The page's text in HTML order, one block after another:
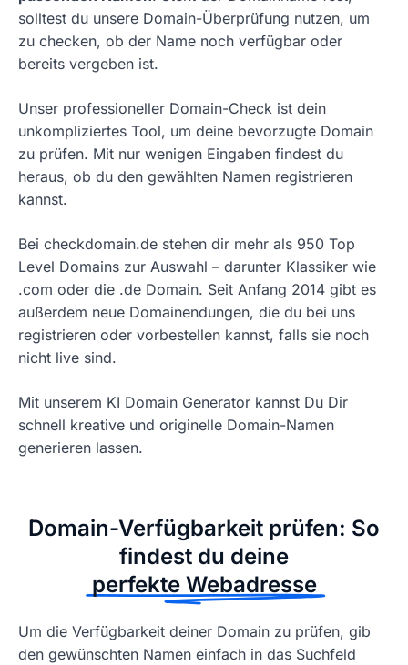
solltest du unsere Domain-Überprüfung nutzen, um
zu checken, ob der Name noch verfügbar oder
bereits vergeben ist.
Unser professioneller Domain-Check ist dein
unkompliziertes Tool, um deine bevorzugte Domain
zu prüfen. Mit nur wenigen Eingaben findest du
heraus, ob du den gewählten Namen registrieren
kannst.
Bei checkdomain.de stehen dir mehr als 950 Top
Level Domains zur Auswahl – darunter Klassiker wie
.com oder die .de Domain. Seit Anfang 2014 gibt es
außerdem neue Domainendungen, die du bei uns
registrieren oder vorbestellen kannst, falls sie noch
nicht live sind.
Mit unserem KI Domain Generator kannst Du Dir
schnell kreative und originelle Domain-Namen
generieren lassen.
Domain-Verfügbarkeit prüfen: So
findest du deine
perfekte Webadresse
Um die Verfügbarkeit deiner Domain zu prüfen, gib
den gewünschten Namen einfach in das Suchfeld